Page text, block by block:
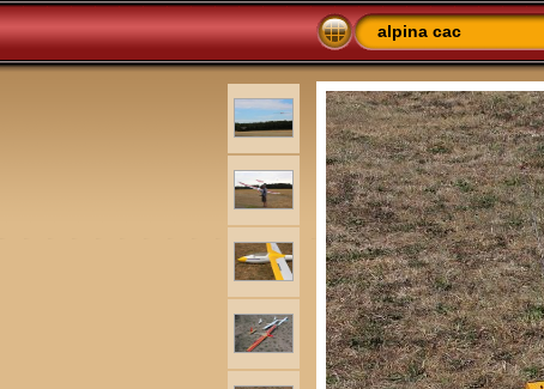
alpina cac